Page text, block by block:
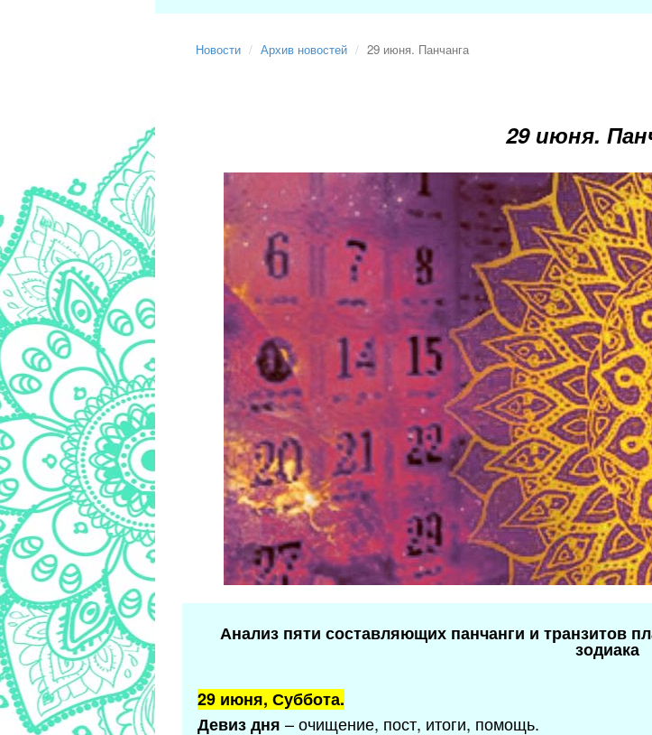
Новости Архив новостей 29 июня. Панчанга
29 июня.
Анализ пяти составляющих панчанги и транзитов
зодиака
29 июня, Суббота.
Девиз дня – очищение, пост, итоги, помощь.